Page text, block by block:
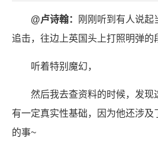
@卢诗翰：
刚刚听到有人说起
追击，往边上英国头上打照明弹的
听着特别魔幻，
然后我去查资料的时候，发现
有一定真实性基础，因为他还涉及
的事~